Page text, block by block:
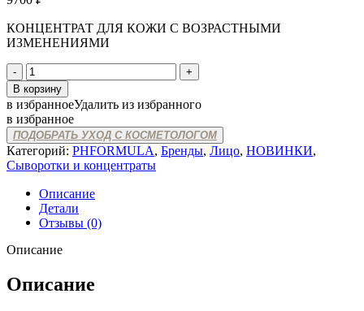
КОНЦЕНТРАТ ДЛЯ КОЖИ С ВОЗРАСТНЫМИ
ИЗМЕНЕНИЯМИ
Количество
товара
pHformula
A.G.E.
RECOVERY
В корзину
в избранноеУдалить из избранного
в избранное
ПОДОБРАТЬ УХОД С КОСМЕТОЛОГОМ
Категорий: PHFORMULA, Бренды, Лицо, НОВИНКИ,
Сыворотки и концентраты
Описание
Детали
Отзывы (0)
Описание
Описание